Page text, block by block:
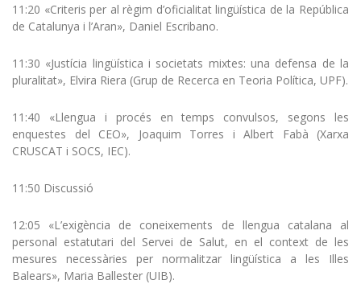
11:20 «Criteris per al règim d’oficialitat lingüística de la República
de Catalunya i l’Aran», Daniel Escribano.
11:30 «Justícia lingüística i societats mixtes: una defensa de la
pluralitat», Elvira Riera (Grup de Recerca en Teoria Política, UPF).
11:40 «Llengua i procés en temps convulsos, segons les
enquestes del CEO», Joaquim Torres i Albert Fabà (Xarxa
CRUSCAT i SOCS, IEC).
11:50 Discussió
12:05 «L’exigència de coneixements de llengua catalana al
personal estatutari del Servei de Salut, en el context de les
mesures necessàries per normalitzar lingüística a les Illes
Balears», Maria Ballester (UIB).